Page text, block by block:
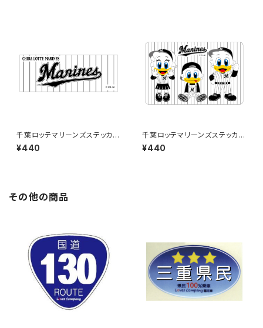
千葉ロッテマリーンズステッカー
9
¥440
千葉ロッテマリーンズステッカー
10
¥440
その他の商品